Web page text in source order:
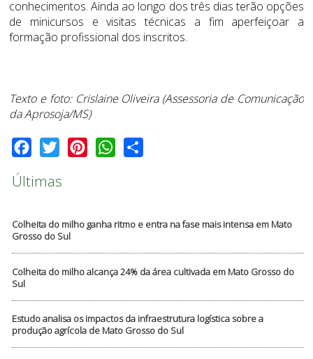
Últimas
Colheita do milho ganha ritmo e entra na fase mais intensa em Mato
Grosso do Sul
Colheita do milho alcança 24% da área cultivada em Mato Grosso do
Sul
Estudo analisa os impactos da infraestrutura logística sobre a
produção agrícola de Mato Grosso do Sul
conhecimentos. Ainda ao longo dos três dias terão opções
de minicursos e visitas técnicas a fim aperfeiçoar a
formação profissional dos inscritos.
Texto e foto: Crislaine Oliveira (Assessoria de Comunicação
da Aprosoja/MS)
Facebook
Twitter PinterestWhatsApp